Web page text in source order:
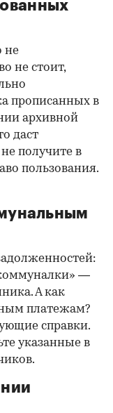
не
не стоит,
прописанных в
архивной
даст
получите в
пользования.
—
А как
платежам?
справки.
указанные в